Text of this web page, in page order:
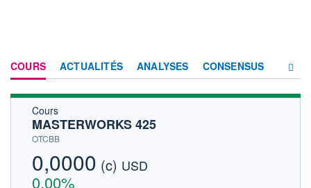
COURS ACTUALITÉS ANALYSES CONSENSUS
Cours
MASTERWORKS 425
OTCBB
0,0000 (c) USD
0,00%